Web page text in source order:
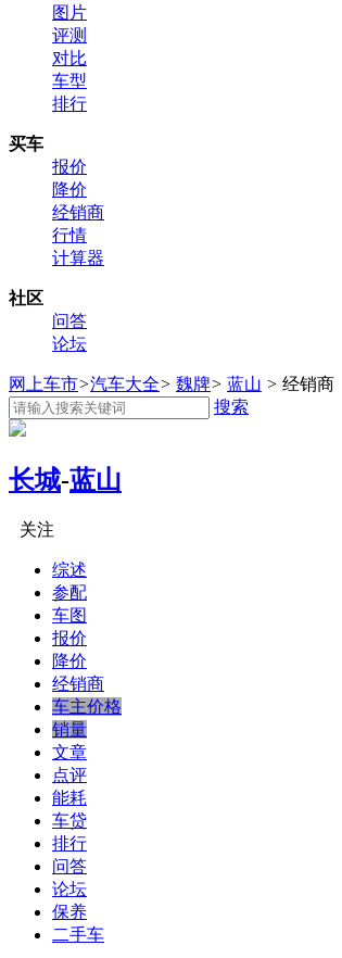
图片
评测
对比
车型
排行
买车
报价
降价
经销商
行情
计算器
社区
问答
论坛
网上车市>汽车大全> 魏牌> 蓝山 > 经销商
搜索
长城-蓝山
关注
综述
参配
车图
报价
降价
经销商
车主价格
销量
文章
点评
能耗
车贷
排行
问答
论坛
保养
二手车